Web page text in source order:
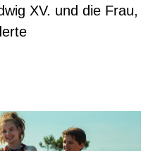
XV. und die Frau,